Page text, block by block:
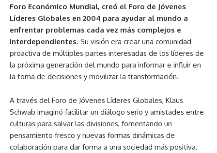
Foro Económico Mundial, creó el Foro de Jóvenes
Líderes Globales en 2004 para ayudar al mundo a
enfrentar problemas cada vez más complejos e
interdependientes. Su visión era crear una comunidad
proactiva de múltiples partes interesadas de los líderes de
la próxima generación del mundo para informar e influir en
la toma de decisiones y movilizar la transformación.
A través del Foro de Jóvenes Líderes Globales, Klaus
Schwab imaginó facilitar un diálogo serio y amistades entre
culturas para salvar las divisiones, fomentando un
pensamiento fresco y nuevas formas dinámicas de
colaboración para dar forma a una sociedad más positiva,